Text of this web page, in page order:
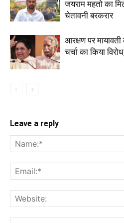
जयराम महतो का
चेतावनी बरकरार
आरक्षण पर
चर्चा का किया
Leave a reply